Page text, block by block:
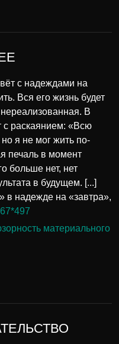
с надеждами на
Вся его жизнь будет
В
с раскаянием: «Всю
я не мог жить по-
печаль в момент
больше нет, нет
в будущем. [...]
в надежде на «завтра»,
материального